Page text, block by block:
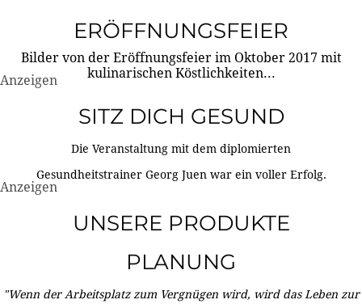
ERÖFFNUNGSFEIER
Bilder von der Eröffnungsfeier im Oktober 2017 mit
kulinarischen Köstlichkeiten...
Anzeigen
SITZ DICH GESUND
Die Veranstaltung mit dem diplomierten
Gesundheitstrainer Georg Juen war ein voller Erfolg.
Anzeigen
UNSERE PRODUKTE
PLANUNG
"Wenn der Arbeitsplatz zum Vergnügen wird, wird das Leben zur